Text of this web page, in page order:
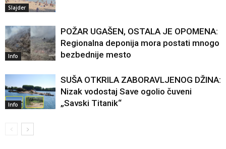
Slajder
Info
POŽAR UGAŠEN, OSTALA JE OPOMENA:
Regionalna deponija mora postati mnogo
bezbednije mesto
Info
SUŠA OTKRILA ZABORAVLJENOG DŽINA:
Nizak vodostaj Save ogolio čuveni
„Savski Titanik“